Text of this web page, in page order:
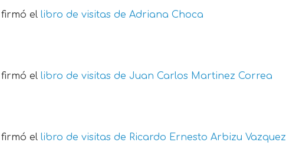
firmó el libro de visitas de Adriana Choca
firmó el libro de visitas de Juan Carlos Martinez Correa
firmó el libro de visitas de Ricardo Ernesto Arbizu Vazquez